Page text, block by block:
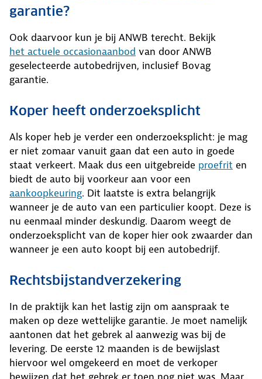
garantie?
Ook daarvoor kun je bij ANWB terecht. Bekijk
het actuele occasionaanbod van door ANWB
geselecteerde autobedrijven, inclusief Bovag
garantie.
Koper heeft onderzoeksplicht
Als koper heb je verder een onderzoeksplicht: je mag
er niet zomaar vanuit gaan dat een auto in goede
staat verkeert. Maak dus een uitgebreide proefrit en
biedt de auto bij voorkeur aan voor een
aankoopkeuring. Dit laatste is extra belangrijk
wanneer je de auto van een particulier koopt. Deze is
nu eenmaal minder deskundig. Daarom weegt de
onderzoeksplicht van de koper hier ook zwaarder dan
wanneer je een auto koopt bij een autobedrijf.
Rechtsbijstandverzekering
In de praktijk kan het lastig zijn om aanspraak te
maken op deze wettelijke garantie. Je moet namelijk
aantonen dat het gebrek al aanwezig was bij de
levering. De eerste 12 maanden is de bewijslast
hiervoor wel omgekeerd en moet de verkoper
bewijzen dat het gebrek er toen nog niet was. Maar